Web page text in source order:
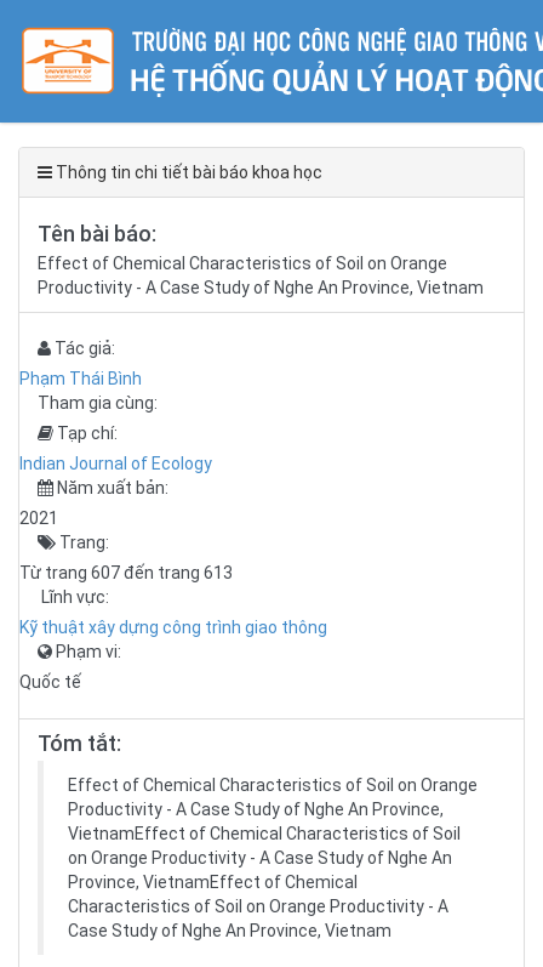
Thông tin chi tiết bài báo khoa học
Tên bài báo:
Effect of Chemical Characteristics of Soil on Orange
Productivity - A Case Study of Nghe An Province, Vietnam
Tác giả:
Phạm Thái Bình
Tham gia cùng:
Tạp chí:
Indian Journal of Ecology
Năm xuất bản:
2021
Trang:
Từ trang 607 đến trang 613
Lĩnh vực:
Kỹ thuật xây dựng công trình giao thông
Phạm vi:
Quốc tế
Tóm tắt:
Effect of Chemical Characteristics of Soil on Orange
Productivity - A Case Study of Nghe An Province,
VietnamEffect of Chemical Characteristics of Soil
on Orange Productivity - A Case Study of Nghe An
Province, VietnamEffect of Chemical
Characteristics of Soil on Orange Productivity - A
Case Study of Nghe An Province, Vietnam